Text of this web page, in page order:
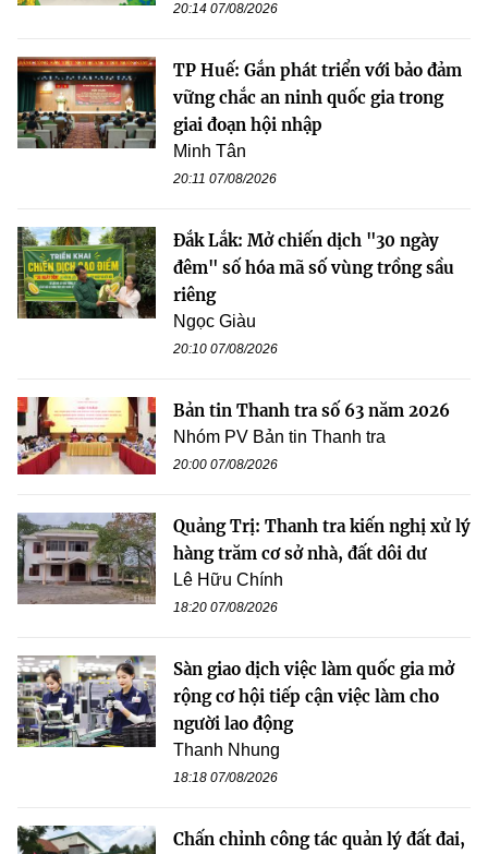
20:14 07/08/2026
TP Huế: Gắn phát triển với bảo đảm
vững chắc an ninh quốc gia trong
giai đoạn hội nhập
Minh Tân
20:11 07/08/2026
Đắk Lắk: Mở chiến dịch "30 ngày
đêm" số hóa mã số vùng trồng sầu
riêng
Ngọc Giàu
20:10 07/08/2026
Bản tin Thanh tra số 63 năm 2026
Nhóm PV Bản tin Thanh tra
20:00 07/08/2026
Quảng Trị: Thanh tra kiến nghị xử lý
hàng trăm cơ sở nhà, đất dôi dư
Lê Hữu Chính
18:20 07/08/2026
Sàn giao dịch việc làm quốc gia mở
rộng cơ hội tiếp cận việc làm cho
người lao động
Thanh Nhung
18:18 07/08/2026
Chấn chỉnh công tác quản lý đất đai,